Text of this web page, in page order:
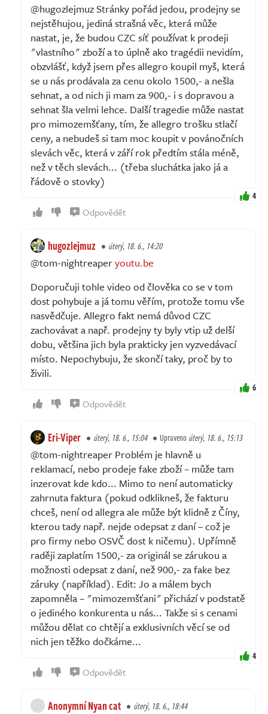
@hugozlejmuz Stránky pořád jedou, prodejny se
nejstěhujou, jediná strašná věc, která může
nastat, je, že budou CZC síť používat k prodeji
"vlastního" zboží a to úplně ako tragédii nevidím,
obzvlášť, když jsem přes allegro koupil myš, která
se u nás prodávala za cenu okolo 1500,- a nešla
sehnat, a od nich ji mam za 900,- i s dopravou a
sehnat šla velmi lehce. Další tragedie může nastat
pro mimozemšťany, tím, že allegro trošku stlačí
ceny, a nebudeš si tam moc koupit v povánočních
slevách věc, která v září rok předtím stála méně,
než v těch slevách... (třeba sluchátka jako já a
řádově o stovky)
4
Odpovědět
hugozlejmuz úterý, 18. 6., 14:20
@tom-nightreaperyoutu.be
Doporučuji tohle video od člověka co se v tom
dost pohybuje a já tomu věřím, protože tomu vše
nasvědčuje. Allegro fakt nemá důvod CZC
zachovávat a např. prodejny ty byly vtip už delší
dobu, většina jich byla prakticky jen vyzvedávací
místo. Nepochybuju, že skončí taky, proč by to
živili.
6
Odpovědět
Eri-Viper úterý, 18. 6., 15:04 Upravenoúterý, 18. 6., 15:13
@tom-nightreaper Problém je hlavně u
reklamací, nebo prodeje fake zboží – může tam
inzerovat kde kdo... Mimo to není automaticky
zahrnuta faktura (pokud odklikneš, že fakturu
chceš, není od allegra ale může být klidně z Číny,
kterou tady např. nejde odepsat z daní – což je
pro firmy nebo OSVČ dost k ničemu). Upřímně
raději zaplatím 1500,- za originál se zárukou a
možnosti odepsat z daní, než 900,- za fake bez
záruky (například). Edit: Jo a málem bych
zapomněla – "mimozemšťani" přichází v podstatě
o jediného konkurenta u nás... Takže si s cenami
můžou dělat co chtějí a exklusivních věcí se od
nich jen těžko dočkáme...
4
Odpovědět
Anonymní Nyan cat úterý, 18. 6., 18:44